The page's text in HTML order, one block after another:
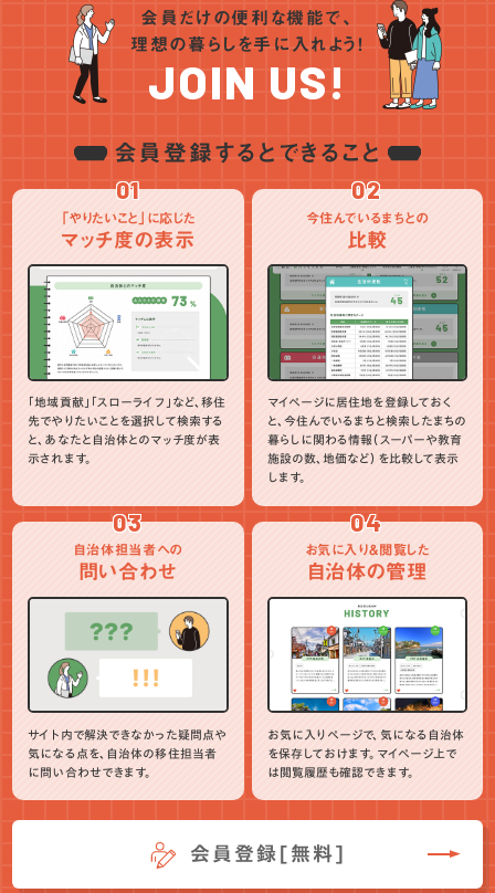
会員だけの便利な機能で、
理想の暮らしを手に入れよう！
JOIN US!
会員登録するとできること
01
「やりたいこと」に応じた
マッチ度の表示
「地域貢献」「スローライフ」など、移住
先でやりたいことを選択して検索する
と、あなたと自治体とのマッチ度が表
示されます。
02
今住んでいるまちとの
比較
マイページに居住地を登録しておく
と、今住んでいるまちと検索したまちの
暮らしに関わる情報（スーパーや教育
施設の数、地価など）を比較して表示
します。
03
自治体担当者への
問い合わせ
サイト内で解決できなかった疑問点や
気になる点を、自治体の移住担当者
に問い合わせできます。
04
お気に入り＆閲覧した
自治体の管理
お気に入りページで、気になる自治体
を保存しておけます。マイページ上で
は閲覧履歴も確認できます。
会員登録[無料]